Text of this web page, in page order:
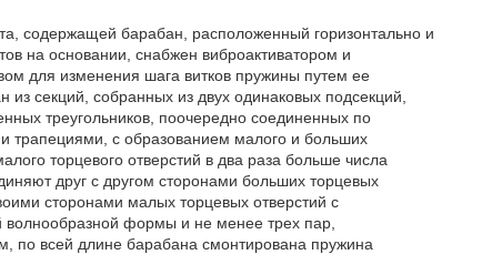
содержащей барабан, расположенный горизонтально и
на основании, снабжен виброактиватором и
для изменения шага витков пружины путем ее
секций, собранных из двух одинаковых подсекций,
треугольников, поочередно соединенных по
трапециями, с образованием малого и больших
торцевого отверстий в два раза больше числа
друг с другом сторонами больших торцевых
сторонами малых торцевых отверстий с
формы и не менее трех пар,
по всей длине барабана смонтирована пружина